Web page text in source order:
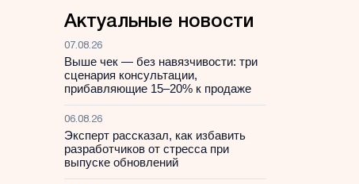
Актуальные новости
07.08.26
Выше чек — без навязчивости: три
сценария консультации,
прибавляющие 15–20% к продаже
06.08.26
Эксперт рассказал, как избавить
разработчиков от стресса при
выпуске обновлений